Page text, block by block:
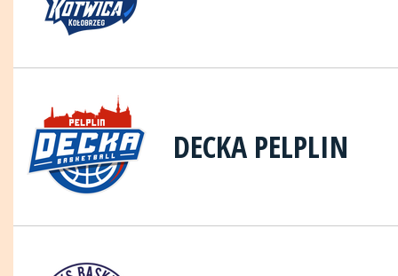
DECKA PELPLIN